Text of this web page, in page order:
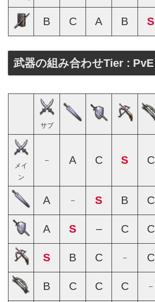
B C A B S
武器の組み合わせTier : PvE
サブ
メイ
ン
– A C S C
A – S B C
A S – C C
S B C – C
B C C C –